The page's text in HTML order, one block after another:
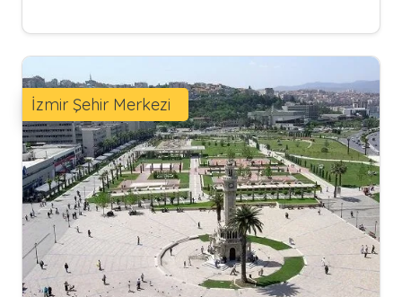
İzmir Şehir Merkezi